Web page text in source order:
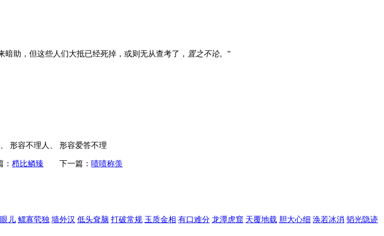
助，但这些人们大抵已经死掉，或则无从查考了， 置之不论。”
形容不理人、 形容爱答不理
： 栉比鳞臻 下一篇： 啧啧称羡
儿 鳏寡茕独 墙外汉 低头耷脑 打破常规 玉质金相 有口难分 龙潭虎窟 天覆地载 胆大心细 涣若冰消 韬光隐迹